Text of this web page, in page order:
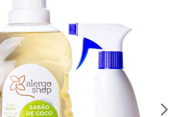
7º
º shampoo
9º
10º